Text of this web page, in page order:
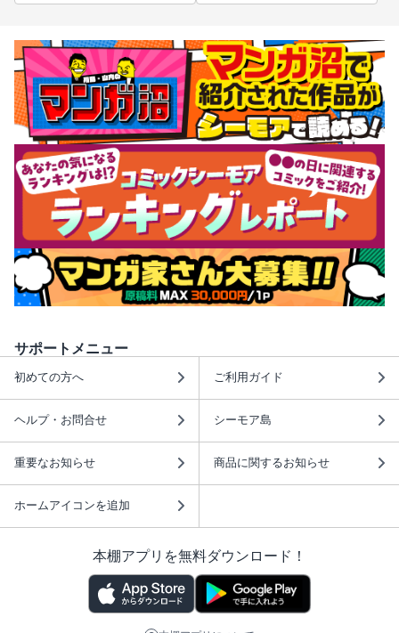
サポートメニュー
初めての方へ ご利用ガイド
ヘルプ・お問合せ シーモア島
重要なお知らせ 商品に関するお知らせ
ホームアイコンを追加
本棚アプリを無料ダウンロード！